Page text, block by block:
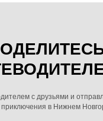
с друзьями и
в Нижнем